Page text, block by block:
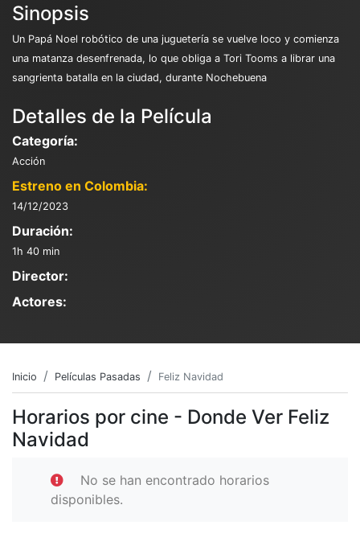
Sinopsis
Un Papá Noel robótico de una juguetería se vuelve loco y comienza
una matanza desenfrenada, lo que obliga a Tori Tooms a librar una
sangrienta batalla en la ciudad, durante Nochebuena
Detalles de la Película
Categoría:
Acción
Estreno en Colombia:
14/12/2023
Duración:
1h 40 min
Director:
Actores:
Inicio Películas Pasadas Feliz Navidad
Horarios por cine - Donde Ver Feliz
Navidad
No se han encontrado horarios
disponibles.